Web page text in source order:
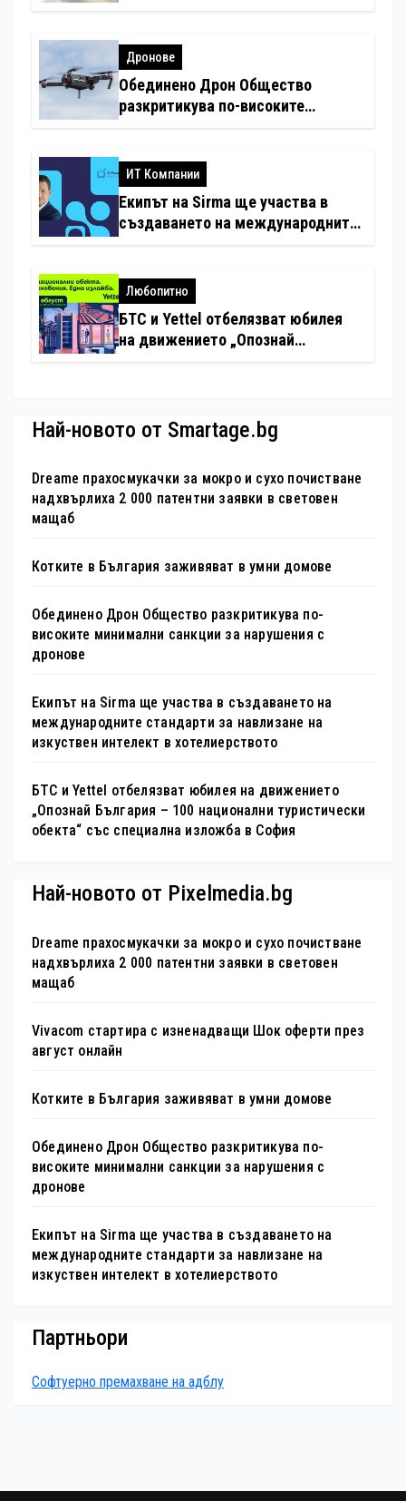
Дронове
Обединено Дрон Общество
разкритикува по-високите
ИТ Компании
Екипът на Sirma ще участва в
създаването на международните
хотелиерството
Любопитно
БТС и Yettel отбелязват юбилея
на движението „Опознай
Най-новото от Smartage.bg
Dreame прахосмукачки за мокро и сухо почистване
надхвърлиха 2 000 патентни заявки в световен
мащаб
Котките в България заживяват в умни домове
Обединено Дрон Общество разкритикува по-
високите минимални санкции за нарушения с
дронове
Екипът на Sirma ще участва в създаването на
международните стандарти за навлизане на
изкуствен интелект в хотелиерството
БТС и Yettel отбелязват юбилея на движението
„Опознай България – 100 национални туристически
обекта“ със специална изложба в София
Най-новото от Pixelmedia.bg
Dreame прахосмукачки за мокро и сухо почистване
надхвърлиха 2 000 патентни заявки в световен
мащаб
Vivacom стартира с изненадващи Шок оферти през
август онлайн
Котките в България заживяват в умни домове
Обединено Дрон Общество разкритикува по-
високите минимални санкции за нарушения с
дронове
Екипът на Sirma ще участва в създаването на
международните стандарти за навлизане на
изкуствен интелект в хотелиерството
Партньори
Софтуерно премахване на адблу